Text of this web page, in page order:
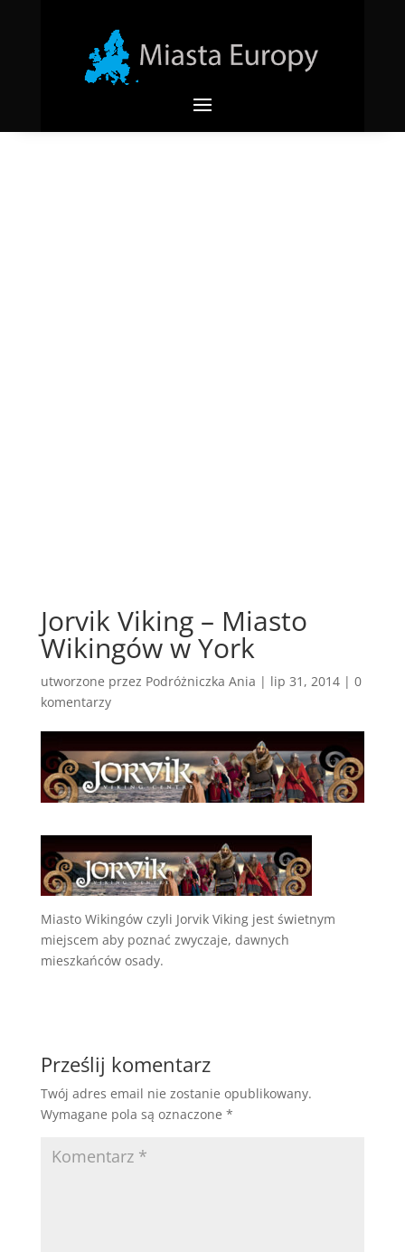
Jorvik Viking – Miasto
Wikingów w York
utworzone przez Podróżniczka Ania | lip 31, 2014| 0
komentarzy
Miasto Wikingów czyli Jorvik Viking jest świetnym
miejscem aby poznać zwyczaje, dawnych
mieszkańców osady.
Prześlij komentarz
Twój adres email nie zostanie opublikowany.
Wymagane pola są oznaczone *